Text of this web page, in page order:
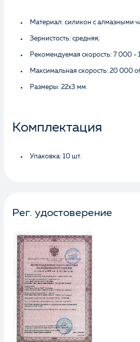
Материал: силикон с алмазными
Зернистость: средняя;
Рекомендуемая скорость: 7 000
Максимальная скорость: 20 000
Размеры: 22х3 мм.
Комплектация
Упаковка: 10 шт.
Рег. удостоверение